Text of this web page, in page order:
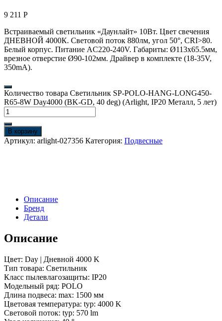
9 211 Р
Встраиваемый светильник «Даунлайт» 10Вт. Цвет свечения
ДНЕВНОЙ 4000К. Световой поток 880лм, угол 50°, CRI>80.
Белый корпус. Питание AC220-240V. Габариты: Ø113х65.5мм,
врезное отверстие Ø90-102мм. Драйвер в комплекте (18-35V,
350mA).
Количество товара Светильник SP-POLO-HANG-LONG450-
R65-8W Day4000 (BK-GD, 40 deg) (Arlight, IP20 Металл, 5 лет)
В корзину
Артикул: arlight-027356 Категория: Подвесные
Описание
Бренд
Детали
Описание
Цвет: Day | Дневной 4000 K
Тип товара: Светильник
Класс пылевлагозащиты: IP20
Модельный ряд: POLO
Длина подвеса: max: 1500 мм
Цветовая температура: typ: 4000 K
Световой поток: typ: 570 lm